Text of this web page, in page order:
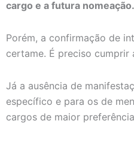
cargo e a futura nomeação.
Porém, a confirmação de
certame. É preciso cumprir
Já a ausência de
específico e para os de
cargos de maior